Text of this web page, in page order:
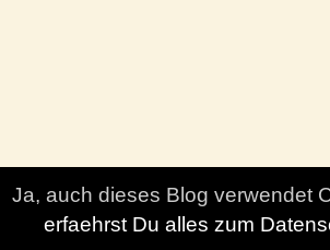
Ja, auch dieses Blog verwendet
erfaehrst Du alles zum